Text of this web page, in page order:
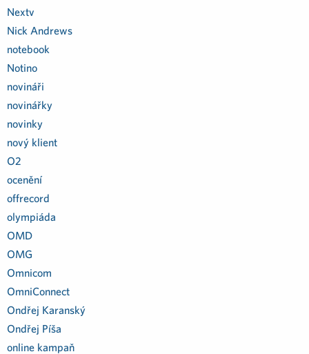
Nextv
Nick Andrews
notebook
Notino
novináři
novinářky
novinky
nový klient
O2
ocenění
offrecord
olympiáda
OMD
OMG
Omnicom
OmniConnect
Ondřej Karanský
Ondřej Píša
online kampaň